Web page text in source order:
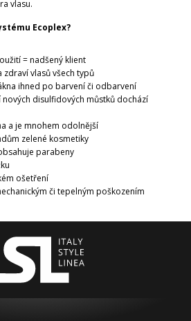
vlasu.
Ecoplex?
= nadšený klient
vlasů všech typů
ihned po barvení či odbarvení
disulfidových můstků dochází
a je mnohem odolnější
zelené kosmetiky
parabeny
ošetření
či tepelným poškozením